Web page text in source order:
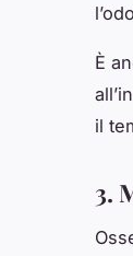
È
il
3.